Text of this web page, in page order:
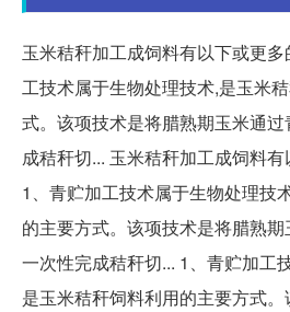
玉米秸秆加工成饲料有以下或更
工技术属于生物处理技术,是玉米
式。该项技术是将腊熟期玉米通
成秸秆切... 玉米秸秆加工成饲料
1、青贮加工技术属于生物处理技
的主要方式。该项技术是将腊熟
一次性完成秸秆切... 1、青贮加工
是玉米秸秆饲料利用的主要方式